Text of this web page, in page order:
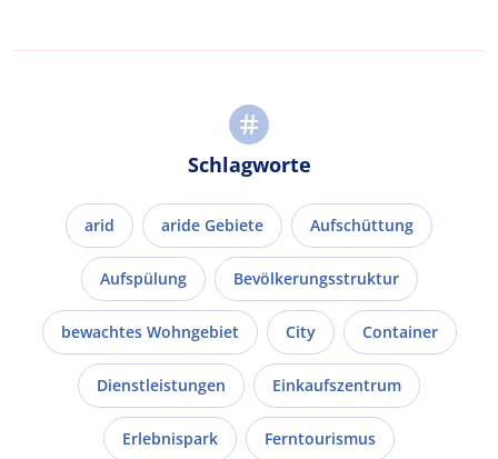
Schlagworte
arid aride Gebiete Aufschüttung
Aufspülung Bevölkerungsstruktur
bewachtes Wohngebiet City Container
Dienstleistungen Einkaufszentrum
Erlebnispark Ferntourismus